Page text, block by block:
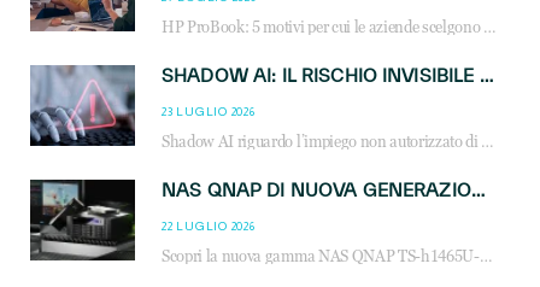
HP ProBook: 5 motivi per cui le aziende scelgono i notebook business HP per migliorare produttività, sicurezza e gestione dell’AI.
SHADOW AI: IL RISCHIO INVISIBILE CHE LE AZIENDE POSSONO GOVERNARE
23 LUGLIO 2026
Shadow AI riguardo l’impiego non autorizzato di sistemi AI all’interno dell’azienda. E’ una pratica che si diffonde a partire dai dipendenti fino ai dirigenti e mette a repentaglio la cybersecurity, con costi più elevati per le organizzazioni. Due recenti report illustrano il fenomeno e forniscono dati in merito
NAS QNAP DI NUOVA GENERAZIONE: PIÙ PRESTAZIONI, SCALABILITÀ E PROTEZIONE DEI DATI PER LE INFRASTRUTTURE IT MODERNE
22 LUGLIO 2026
Scopri la nuova gamma NAS QNAP TS-h1465U-RP, TS-h1065eU e TS-h665U: storage aziendale con ZFS, DDR5, E1.S NVMe e connettività 2.5GbE per backup, virtualizzazione e cybersecurity.